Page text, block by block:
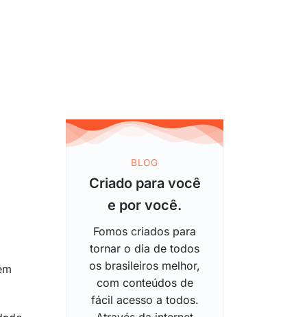
BLOG
Criado para você
e por você.
Fomos criados para
tornar o dia de todos
os brasileiros melhor,
com conteúdos de
fácil acesso a todos.